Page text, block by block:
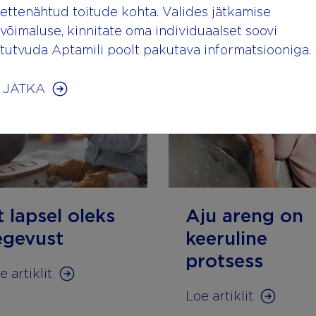
lapsel oleks
artiklit
Aju areng on
keeruline
protsess
Loe artiklit
ettenähtud toitude kohta. Valides jätkamise
võimaluse, kinnitate oma individuaalset soovi
tutvuda Aptamili poolt pakutava informatsiooniga.
JÄTKA